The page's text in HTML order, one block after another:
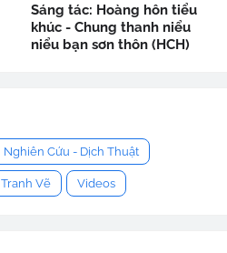
Sáng tác: Hoàng hôn tiểu
khúc - Chung thanh niểu
niểu bạn sơn thôn (HCH)
Nghiên Cứu - Dịch Thuật
Tranh Vẽ Videos